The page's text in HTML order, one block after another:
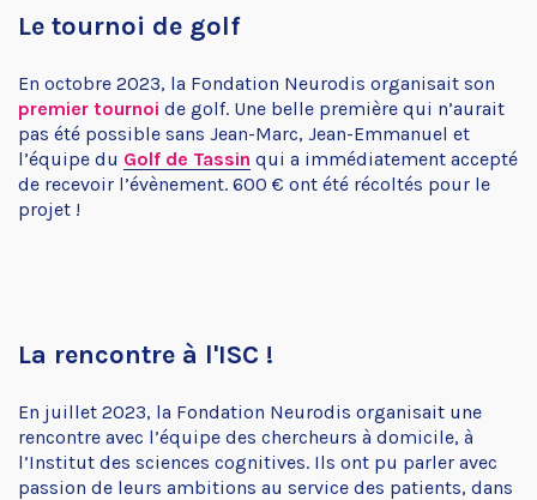
Le tournoi de golf
En octobre 2023, la Fondation Neurodis organisait son
premier tournoi de golf. Une belle première qui n’aurait
pas été possible sans Jean-Marc, Jean-Emmanuel et
l’équipe du Golf de Tassin qui a immédiatement accepté
de recevoir l’évènement. 600 € ont été récoltés pour le
projet !
La rencontre à l'ISC !
En juillet 2023, la Fondation Neurodis organisait une
rencontre avec l’équipe des chercheurs à domicile, à
l’Institut des sciences cognitives. Ils ont pu parler avec
passion de leurs ambitions au service des patients, dans